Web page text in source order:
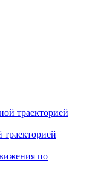
траекторией
по